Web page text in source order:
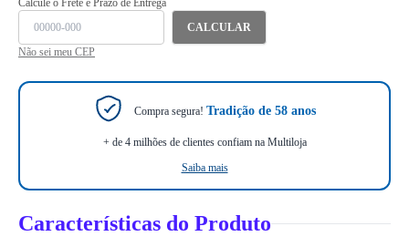
Calcule o Frete e Prazo de Entrega
CALCULAR
Não sei meu CEP
Compra segura! Tradição de 58 anos
+ de 4 milhões de clientes confiam na Multiloja
Saiba mais
Características do Produto